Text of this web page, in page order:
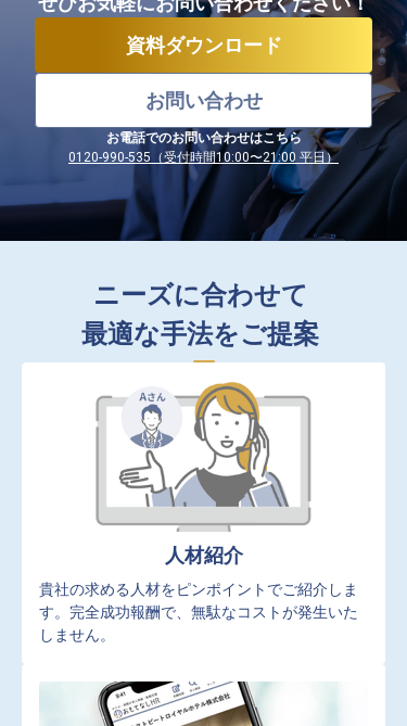
お問い合わせ
資料ダウンロード
お電話でのお問い合わせはこちら
0120-990-535（受付時間10:00〜21:00 平日）
ニーズに合わせて
最適な手法をご提案
人材紹介
貴社の求める人材をピンポイントでご紹介しま
す。完全成功報酬で、無駄なコストが発生いた
しません。